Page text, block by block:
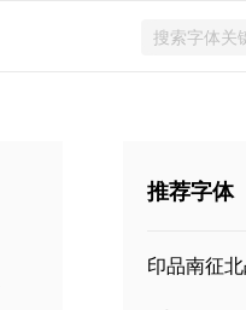
推荐字体
印品南征